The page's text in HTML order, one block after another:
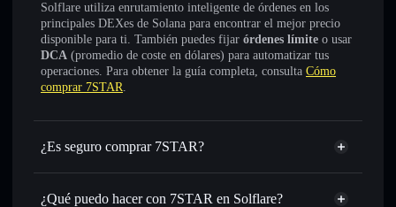
Solflare utiliza enrutamiento inteligente de órdenes en los
principales DEXes de Solana para encontrar el mejor precio
disponible para ti. También puedes fijar órdenes límite o usar
DCA (promedio de coste en dólares) para automatizar tus
operaciones. Para obtener la guía completa, consulta Cómo
comprar 7STAR.
¿Es seguro comprar 7STAR?
7STAR no está verificado
¿Qué puedo hacer con 7STAR en Solflare?